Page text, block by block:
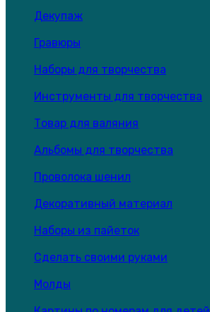
Декупаж
Гравюры
Наборы для творчества
Инструменты для творчества
Товар для валяния
Альбомы для творчества
Проволока шенил
Декоративный материал
Наборы из пайеток
Сделать своими руками
Молды